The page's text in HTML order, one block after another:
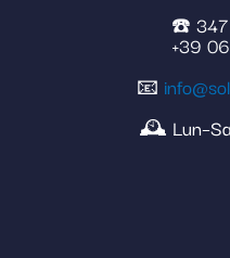
☎️ 347
+39
📧
🕰️